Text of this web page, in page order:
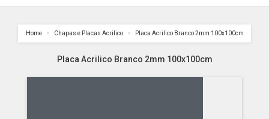
Home Chapas e Placas Acrilico Placa Acrilico Branco 2mm 100x100cm
Placa Acrilico Branco 2mm 100x100cm